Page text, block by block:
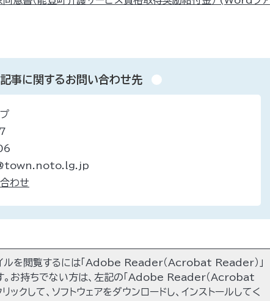
事に関するお問い合わせ先
わせ
ルを閲覧するには「Adobe Reader（Acrobat Reader）」
。お持ちでない方は、左記の「Adobe Reader（Acrobat
ックして、ソフトウェアをダウンロードし、インストールしてく